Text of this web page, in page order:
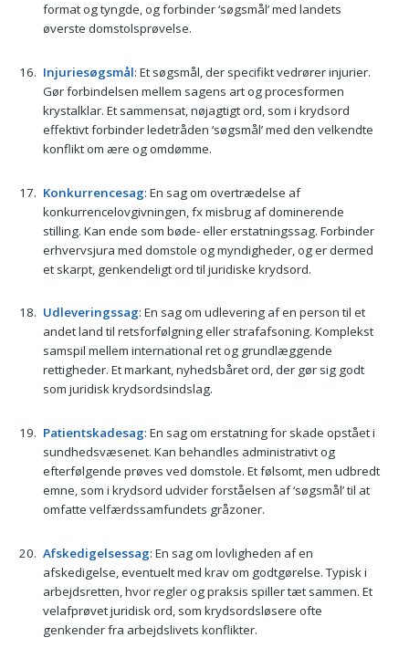
format og tyngde, og forbinder ‘søgsmål’ med landets
øverste domstolsprøvelse.
Injuriesøgsmål: Et søgsmål, der specifikt vedrører injurier.
Gør forbindelsen mellem sagens art og procesformen
krystalklar. Et sammensat, nøjagtigt ord, som i krydsord
effektivt forbinder ledetråden ‘søgsmål’ med den velkendte
konflikt om ære og omdømme.
Konkurrencesag: En sag om overtrædelse af
konkurrencelovgivningen, fx misbrug af dominerende
stilling. Kan ende som bøde- eller erstatningssag. Forbinder
erhvervsjura med domstole og myndigheder, og er dermed
et skarpt, genkendeligt ord til juridiske krydsord.
Udleveringssag: En sag om udlevering af en person til et
andet land til retsforfølgning eller strafafsoning. Komplekst
samspil mellem international ret og grundlæggende
rettigheder. Et markant, nyhedsbåret ord, der gør sig godt
som juridisk krydsordsindslag.
Patientskadesag: En sag om erstatning for skade opstået i
sundhedsvæsenet. Kan behandles administrativt og
efterfølgende prøves ved domstole. Et følsomt, men udbredt
emne, som i krydsord udvider forståelsen af ‘søgsmål’ til at
omfatte velfærdssamfundets gråzoner.
Afskedigelsessag: En sag om lovligheden af en
afskedigelse, eventuelt med krav om godtgørelse. Typisk i
arbejdsretten, hvor regler og praksis spiller tæt sammen. Et
velafprøvet juridisk ord, som krydsordsløsere ofte
genkender fra arbejdslivets konflikter.